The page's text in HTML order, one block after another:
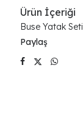
Ürün İçeriği
Buse Yatak Seti